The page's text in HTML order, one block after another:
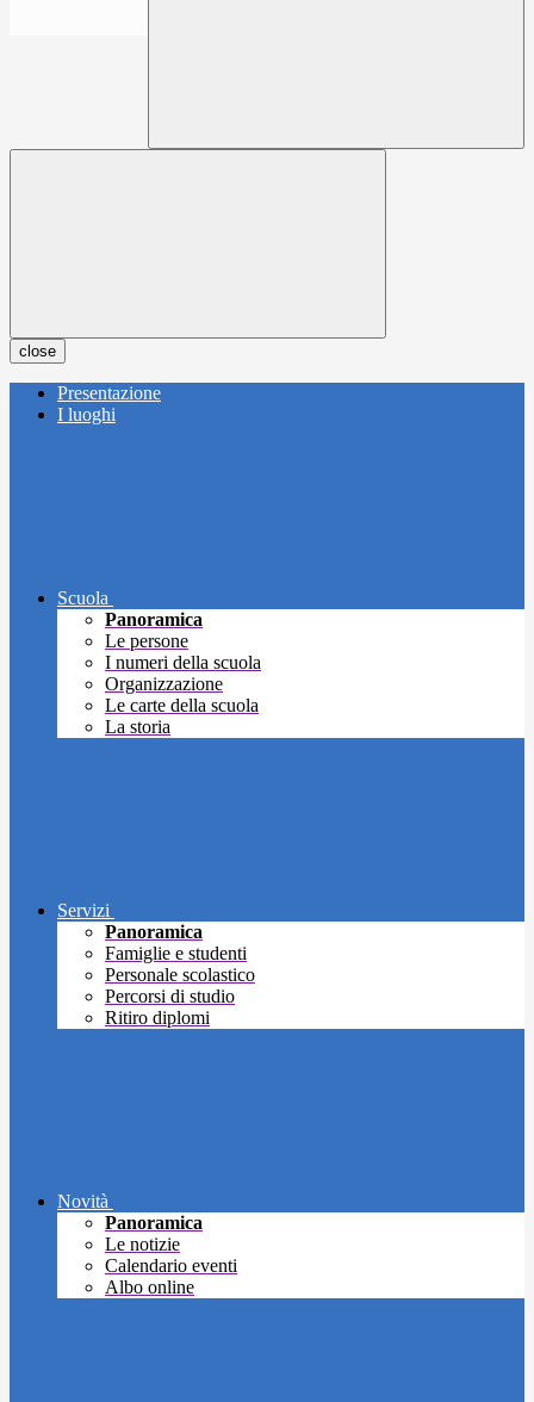
close
Presentazione
I luoghi
Scuola
Panoramica
Le persone
I numeri della scuola
Organizzazione
Le carte della scuola
La storia
Servizi
Panoramica
Famiglie e studenti
Personale scolastico
Percorsi di studio
Ritiro diplomi
Novità
Panoramica
Le notizie
Calendario eventi
Albo online